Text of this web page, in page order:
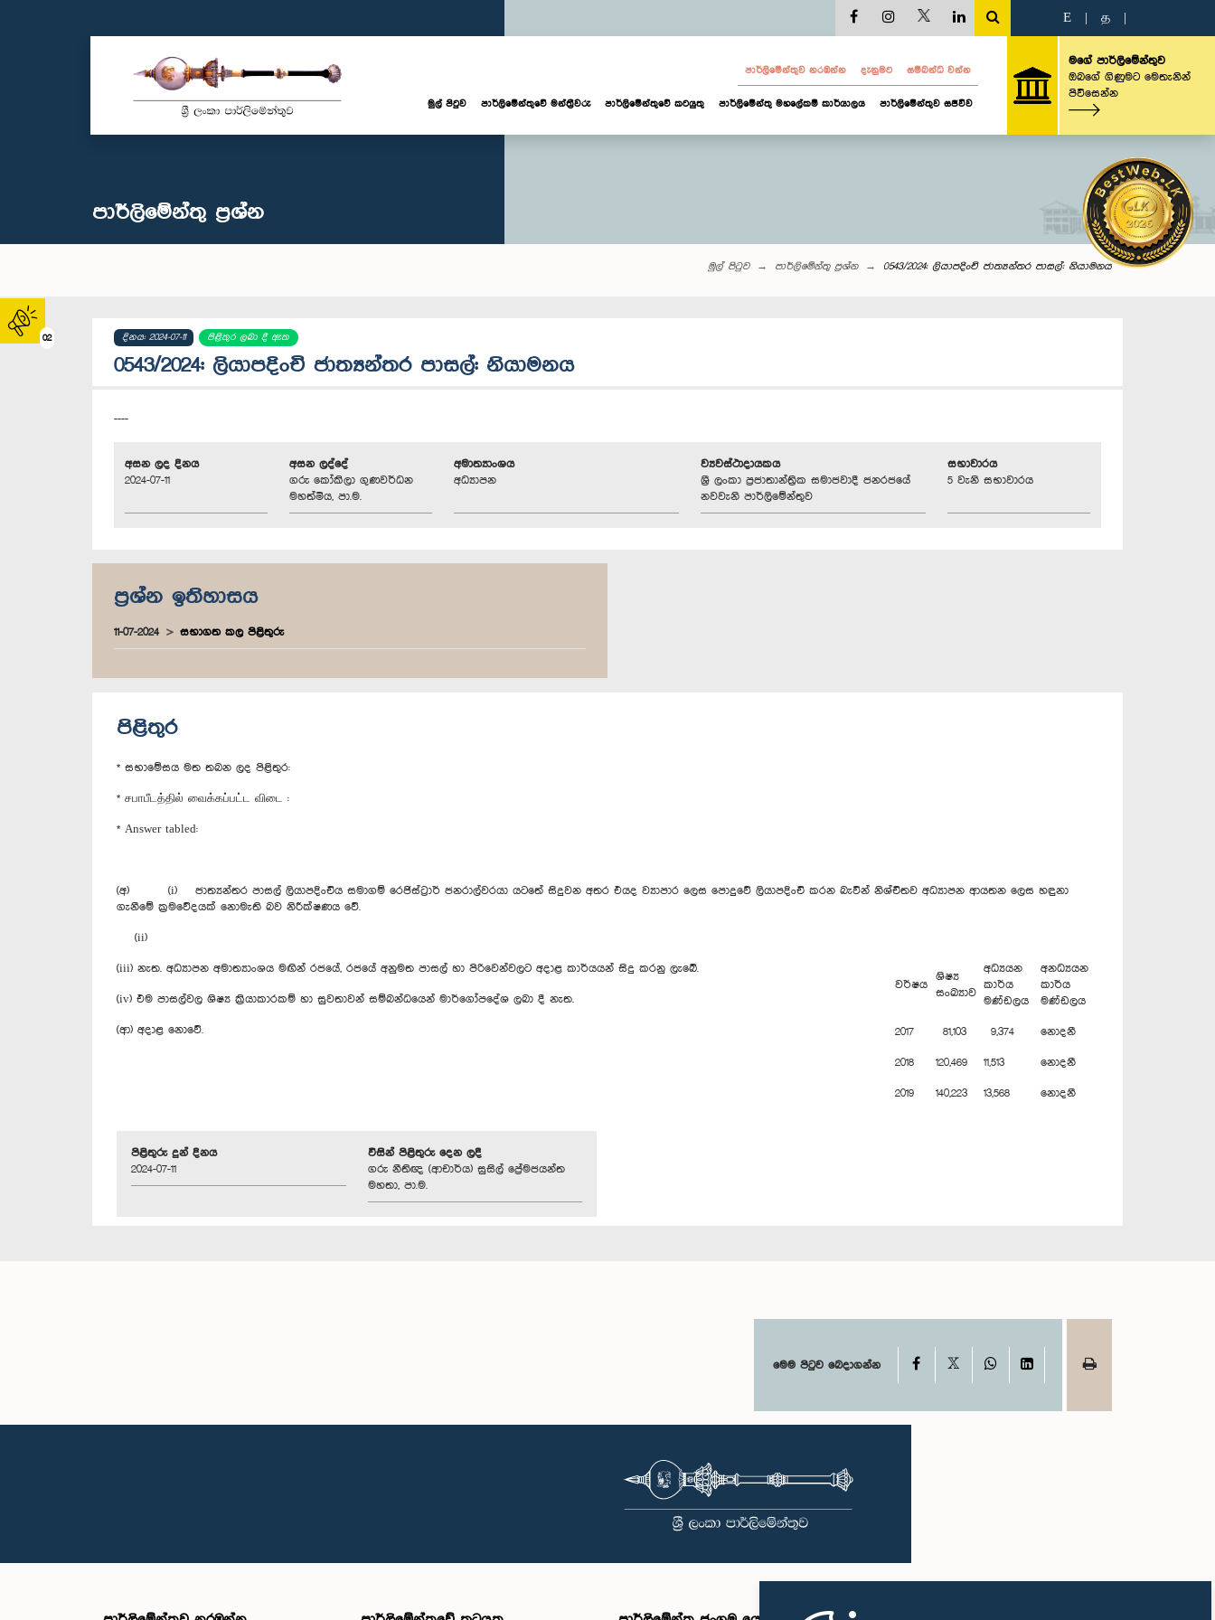
02
E த
පාර්ලි‌මේන්තුව නරඹන්න දැනුමට සම්බන්ධ වන්න
මුල් පිටුව පාර්ලි‌මේන්තුවේ මන්ත්‍රීවරු පාර්ලිමේන්තුවේ කටයුතු පාර්ලිමේන්තු මහලේකම් කාර්යාලය පාර්ලිමේන්තුව සජීවීව
මගේ පාර්ලිමේන්තුව
ඔබගේ ගිණුමට මෙතැනින්
පිවිසෙන්න
පාර්ලි‌මේන්තු‌ ප්‍රශ්න
මුල් පිටුව පාර්ලි‌මේන්තු‌ ප්‍රශ්න 0543/2024: ලියාපදිංචි ජාත්‍යන්තර පාසල්: නියාමනය
දිනය: 2024-07-11 පිළිතුර ලබා දී ඇත
0543/2024: ලියාපදිංචි ජාත්‍යන්තර පාසල්: නියාමනය
----
අසන ලද දිනය
2024-07-11
අසන ලද්දේ
ගරු කෝකිලා ගුණවර්ධන
මහත්මිය, පා.ම.
අමාත්‍යාංශය
අධ්‍යාපන
ව්‍යවස්ථාදායකය
ශ්‍රී ලංකා ප්‍රජාතාන්ත්‍රික සමාජවාදී ජනරජයේ
නවවැනි පාර්ලිමේන්තුව
සභාවාරය
5 වැනි සභාවාරය
ප්‍රශ්න ඉතිහාසය
11-07-2024 සභාගත කල පිළිතුරු
පිළිතුර
* සභාමේසය මත තබන ලද පිළිතුර:
* சபாபீடத்தில் வைக்கப்பட்ட விடை :
* Answer tabled:
(අ) (i) ජාත්‍යන්තර පාසල් ලියාපදිංචිය සමාගම් රෙජිස්ට්‍රාර් ජනරාල්වරයා යටතේ සිදුවන අතර එයද ව්‍යාපාර ලෙස පොදුවේ ලියාපදිංචි කරන බැවින් නිශ්චිතව අධ්‍යාපන ආයතන ලෙස හඳුනා
ගැනීමේ ක්‍රමවේදයක් නොමැති බව නිරීක්ෂණය වේ.
(ii)
වර්ෂය
ශිෂ්‍ය
සංඛ්‍යාව
අධ්‍යයන
කාර්ය
මණ්ඩලය
අනධ්‍යයන
කාර්ය
මණ්ඩලය
2017 81,103 9,374 නොදනී
2018 120,469 11,513 නොදනී
2019 140,223 13,568 නොදනී
(iii) නැත. අධ්‍යාපන අමාත්‍යාංශය මඟින් රජයේ, රජයේ අනුමත පාසල් හා පිරිවෙන්වලට අදාළ කාර්යයන් සිදු කරනු ලැබේ.
(iv) එම පාසල්වල ශිෂ්‍ය ක්‍රියාකාරකම් හා සුවතාවන් සම්බන්ධයෙන් මාර්ගෝපදේශ ලබා දී නැත.
(ආ) අදාළ නොවේ.
පිළිතුරු දුන් දිනය
2024-07-11
විසින් පිළිතුරු දෙන ලදී
ගරු නීතිඥ (ආචාර්ය) සුසිල් ප්‍රේමජයන්ත
මහතා, පා.ම.
මෙම පිටුව බෙදාගන්න Facebook WhatsAppLinkedIn